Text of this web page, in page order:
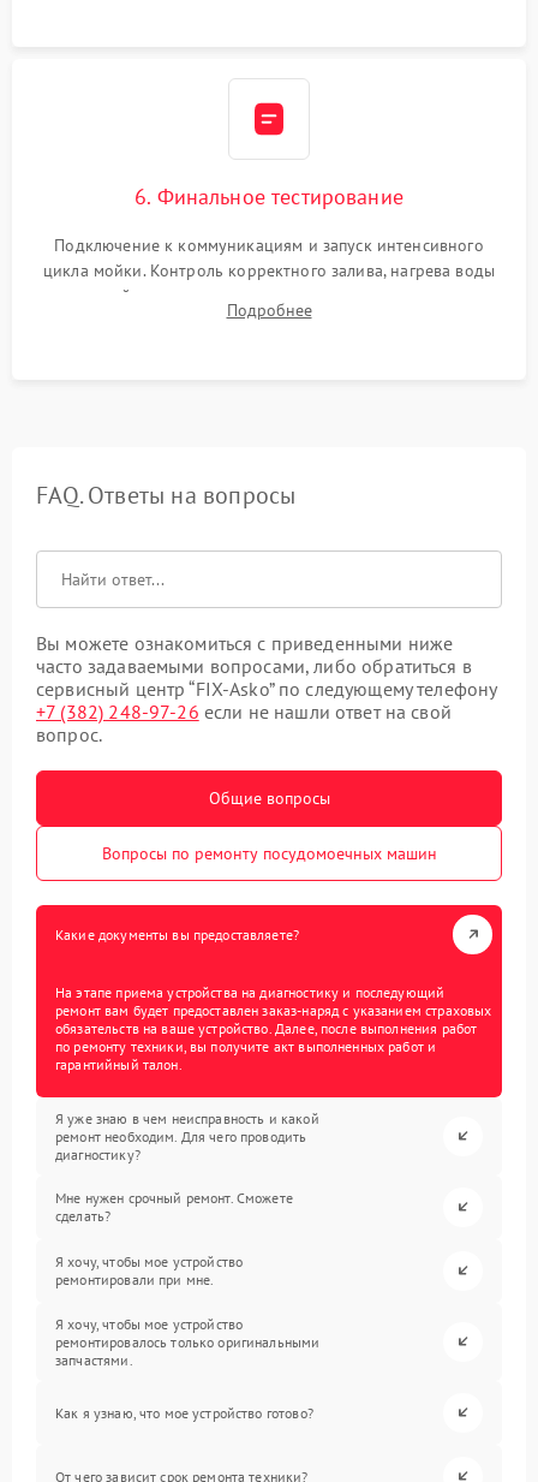
6. Финальное тестирование
Подключение к коммуникациям и запуск интенсивного
цикла мойки. Контроль корректного залива, нагрева воды
до нужной температуры, отсутствия посторонних шумов,
штатного слива и абсолютной сухости в поддоне.
Подробнее
FAQ. Ответы на вопросы
Вы можете ознакомиться с приведенными ниже
часто задаваемыми вопросами, либо обратиться в
сервисный центр “FIX-Asko” по следующему телефону
+7 (382) 248-97-26 если не нашли ответ на свой
вопрос.
Общие вопросы
Вопросы по ремонту посудомоечных машин
Какие документы вы предоставляете?
На этапе приема устройства на диагностику и последующий
ремонт вам будет предоставлен заказ-наряд с указанием страховых
обязательств на ваше устройство. Далее, после выполнения работ
по ремонту техники, вы получите акт выполненных работ и
гарантийный талон.
Я уже знаю в чем неисправность и какой
ремонт необходим. Для чего проводить
диагностику?
Мне нужен срочный ремонт. Сможете
сделать?
Я хочу, чтобы мое устройство
ремонтировали при мне.
Я хочу, чтобы мое устройство
ремонтировалось только оригинальными
запчастями.
Как я узнаю, что мое устройство готово?
От чего зависит срок ремонта техники?